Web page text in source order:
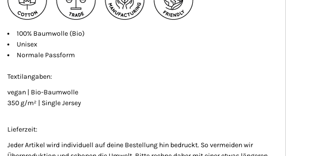
100% Baumwolle (Bio)
Unisex
Normale Passform
Textilangaben:
vegan | Bio-Baumwolle
350 g/m² | Single Jersey
Lieferzeit:
Jeder Artikel wird individuell auf deine Bestellung hin bedruckt. So vermeiden wir